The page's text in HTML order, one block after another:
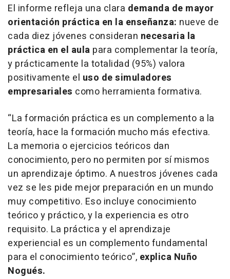
El informe refleja una clara demanda de mayor
orientación práctica en la enseñanza: nueve de
cada diez jóvenes consideran necesaria la
práctica en el aula para complementar la teoría,
y prácticamente la totalidad (95%) valora
positivamente el uso de simuladores
empresariales como herramienta formativa.
“La formación práctica es un complemento a la
teoría, hace la formación mucho más efectiva.
La memoria o ejercicios teóricos dan
conocimiento, pero no permiten por sí mismos
un aprendizaje óptimo. A nuestros jóvenes cada
vez se les pide mejor preparación en un mundo
muy competitivo. Eso incluye conocimiento
teórico y práctico, y la experiencia es otro
requisito. La práctica y el aprendizaje
experiencial es un complemento fundamental
para el conocimiento teórico”, explica Nuño
Nogués.